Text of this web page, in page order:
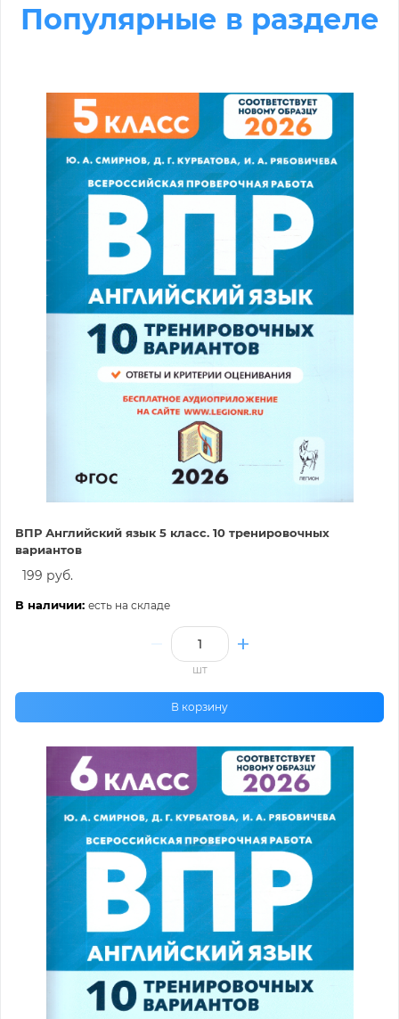
Популярные в разделе
ВПР Английский язык 5 класс. 10 тренировочных
вариантов
199 руб.
В наличии: есть на складе
шт
В корзину